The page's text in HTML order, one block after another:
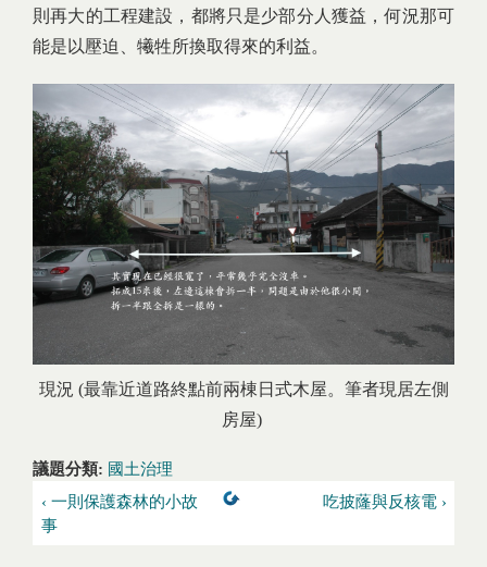
則再大的工程建設，都將只是少部分人獲益，何況那可
能是以壓迫、犧牲所換取得來的利益。
現況 (最靠近道路終點前兩棟日式木屋。筆者現居左側
房屋)
議題分類: 國土治理
‹ 一則保護森林的小故
事
吃披蕯與反核電 ›